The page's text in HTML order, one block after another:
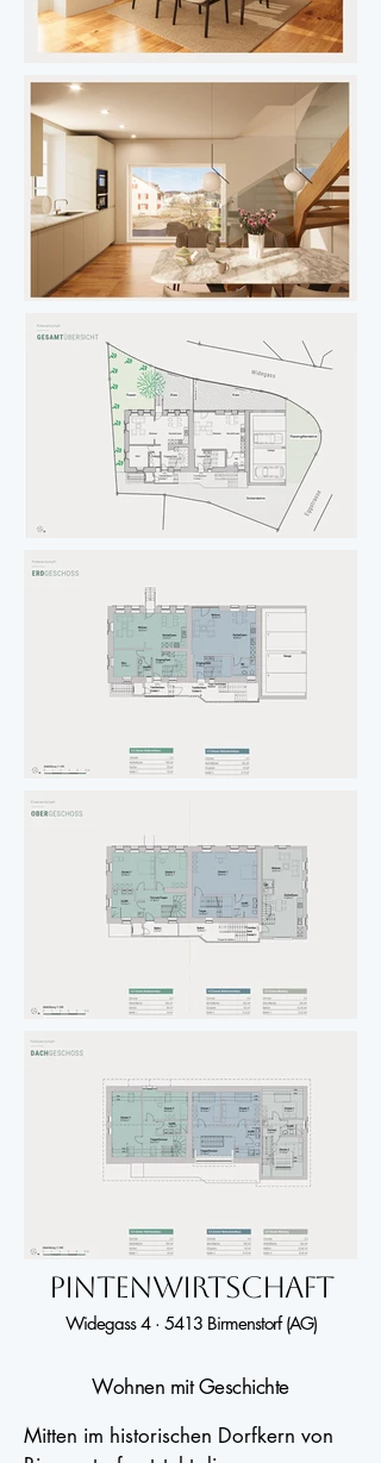
PINTENWIRTSCHAFT
Widegass 4 · 5413 Birmenstorf (AG)
Wohnen mit Geschichte
Mitten im historischen Dorfkern von